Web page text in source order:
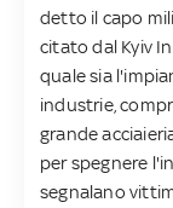
detto il capo
citato dal Kyiv
quale sia
industrie,
grande
per spegnere
segnalano